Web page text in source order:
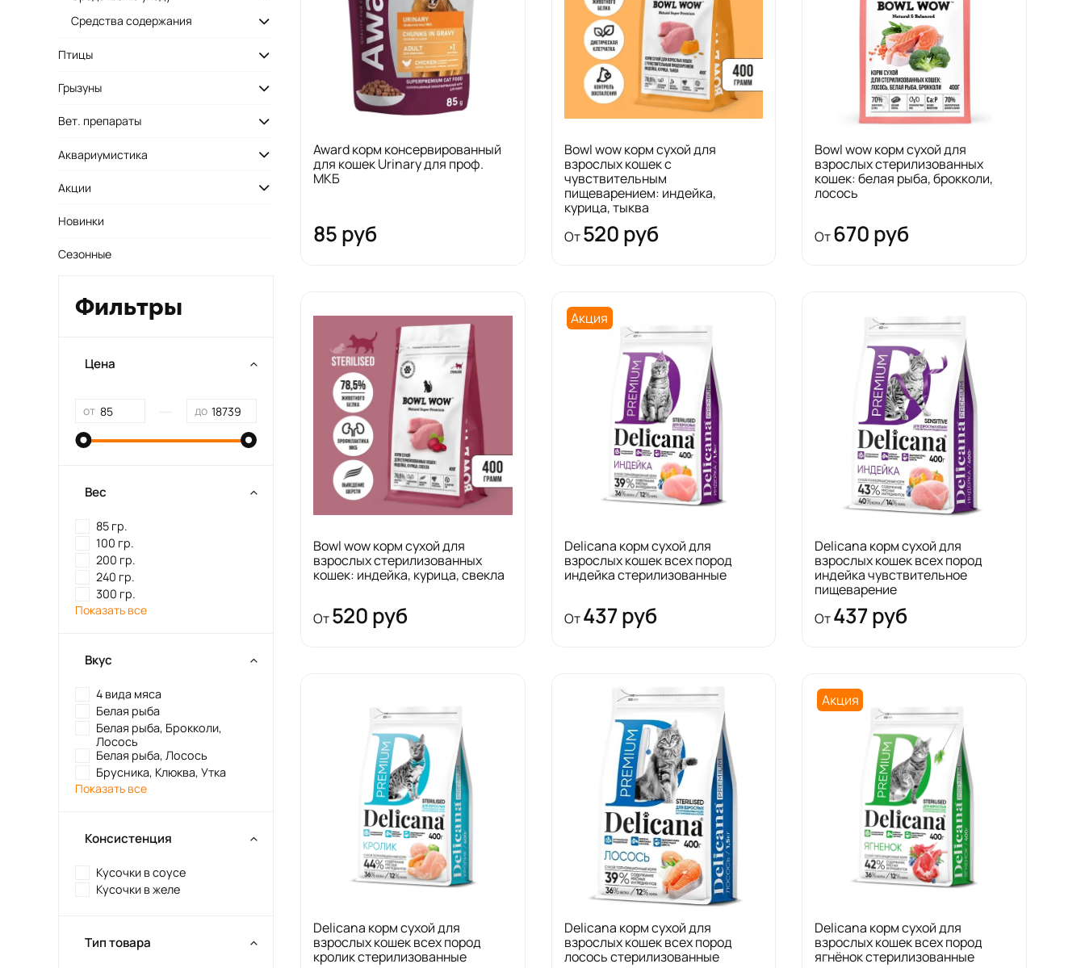
Award корм консервированный
для кошек Urinary для проф.
МКБ
85 руб
Bowl wow корм сухой для
взрослых кошек с
чувствительным
пищеварением: индейка,
курица, тыква
От520 руб
Bowl wow корм сухой для
взрослых стерилизованных
кошек: белая рыба, брокколи,
лосось
От670 руб
Bowl wow корм сухой для
взрослых стерилизованных
кошек: индейка, курица, свекла
От520 руб
Акция
Delicana корм сухой для
взрослых кошек всех пород
индейка стерилизованные
От437 руб
Delicana корм сухой для
взрослых кошек всех пород
индейка чувствительное
пищеварение
От437 руб
Delicana корм сухой для
взрослых кошек всех пород
кролик стерилизованные
Delicana корм сухой для
взрослых кошек всех пород
лосось стерилизованные
Акция
Delicana корм сухой для
взрослых кошек всех пород
ягнёнок стерилизованные
Средства содержания
Птицы
Грызуны
Вет. препараты
Аквариумистика
Акции
Новинки
Сезонные
Фильтры
Цена
от до
Вес
85 гр.
100 гр.
200 гр.
240 гр.
300 гр.
Показать все
Вкус
4 вида мяса
Белая рыба
Белая рыба, Брокколи,
Лосось
Белая рыба, Лосось
Брусника, Клюква, Утка
Показать все
Консистенция
Кусочки в соусе
Кусочки в желе
Тип товара